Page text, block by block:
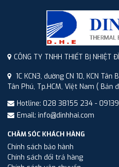
CÔNG TY TNHH THIẾT BỊ NHIỆT
1C KCN3, đường CN 10, KCN
Tân Phú, Tp.HCM, Việt Nam ( Bản
Hotline: 028 38155 234 -
Email: info@dinhhai.com
CHĂM SÓC KHÁCH HÀNG
Chính sách bảo hành
Chính sách đổi trả hàng